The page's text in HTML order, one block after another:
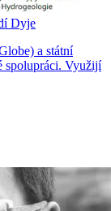
Dyje
a státní
spolupráci. Využijí